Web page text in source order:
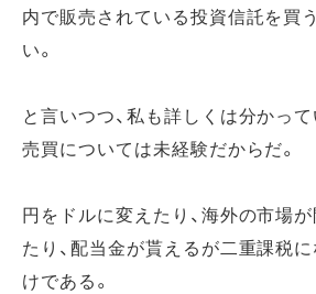
内で販売されている投資信託を買
い。
と言いつつ、私も詳しくは分かっ
売買については未経験だからだ。
円をドルに変えたり、海外の市場
たり、配当金が貰えるが二重課税
けである。